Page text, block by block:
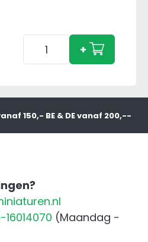
Adapter
aantal
+
150,- BE & DE vanaf 200,--
16014070 (Maandag -